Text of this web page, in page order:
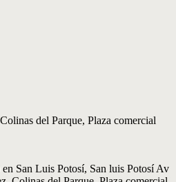
del Parque, Plaza comercial